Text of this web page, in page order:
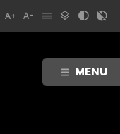
MENU
text_increase text_decrease menu layers contrast contrast_rtl_off